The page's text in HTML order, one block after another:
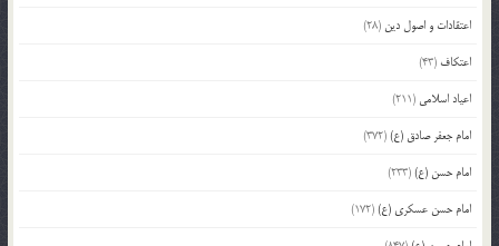
اعتقادات و اصول دین (28)
اعتکاف (43)
اعیاد اسلامی (211)
امام جعفر صادق (ع)(372)
امام حسن (ع)(233)
امام حسن عسکری (ع)(172)